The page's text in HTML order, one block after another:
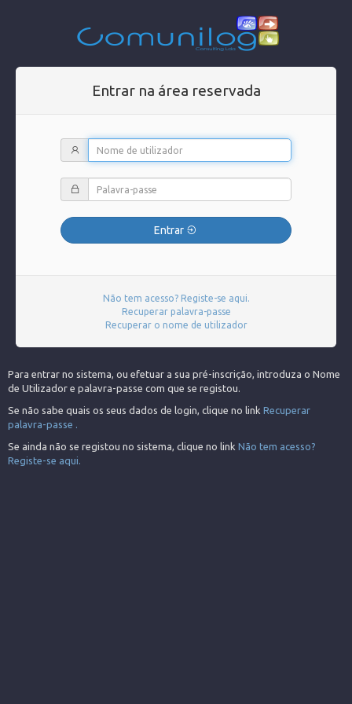
Entrar na área reservada
Entrar
Não tem acesso? Registe-se aqui.
Recuperar palavra-passe
Recuperar o nome de utilizador
Para entrar no sistema, ou efetuar a sua pré-inscrição, introduza o Nome
de Utilizador e palavra-passe com que se registou.
Se não sabe quais os seus dados de login, clique no link Recuperar
palavra-passe .
Se ainda não se registou no sistema, clique no link Não tem acesso?
Registe-se aqui.